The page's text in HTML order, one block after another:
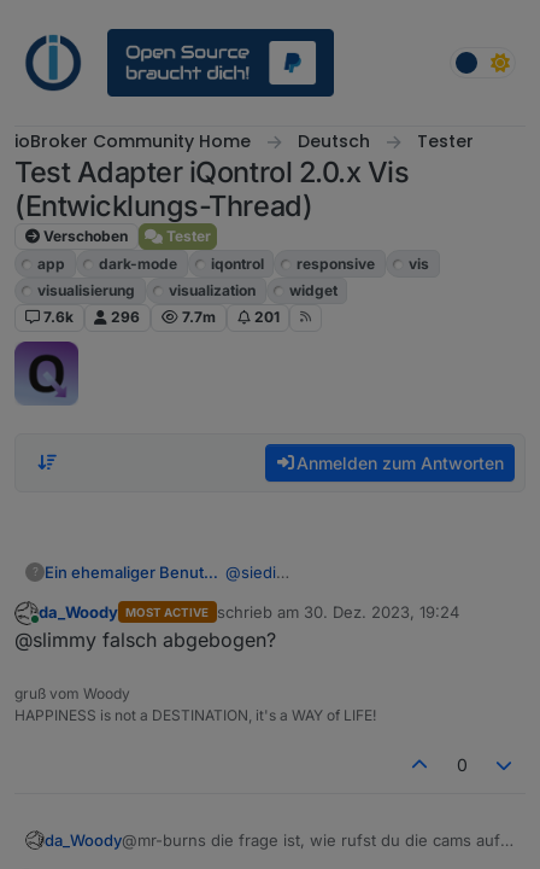
ioBroker Community Home Deutsch Tester
Test Adapter iQontrol 2.0.x Vis
(Entwicklungs-Thread)
Verschoben
Tester
app
dark-mode iqontrol responsive
vis
visualisierung
visualization
widget
7.6k
296 7.7m 201
Anmelden zum Antworten
? Ein ehemaliger Benutzer @siedi
mit der xml nicht klar. Ich habe den
Text der beim öffnen des Links
gespeichert.
sagt erledigt, aber es erscheint kein
Danke vorab
Online
da_Woody MOST ACTIVE schrieb am 30. Dez. 2023, 19:24
zuletzt editiert von
@slimmy falsch abgebogen?
gruß vom Woody
HAPPINESS is not a DESTINATION, it's a WAY of LIFE!
0
da_Woody@mr-burns die frage ist, wie rufst du die cams auf?